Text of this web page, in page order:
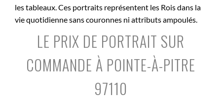
les tableaux. Ces portraits représentent les Rois dans la
vie quotidienne sans couronnes ni attributs ampoulés.
LE PRIX DE PORTRAIT SUR
COMMANDE À POINTE-À-PITRE
97110